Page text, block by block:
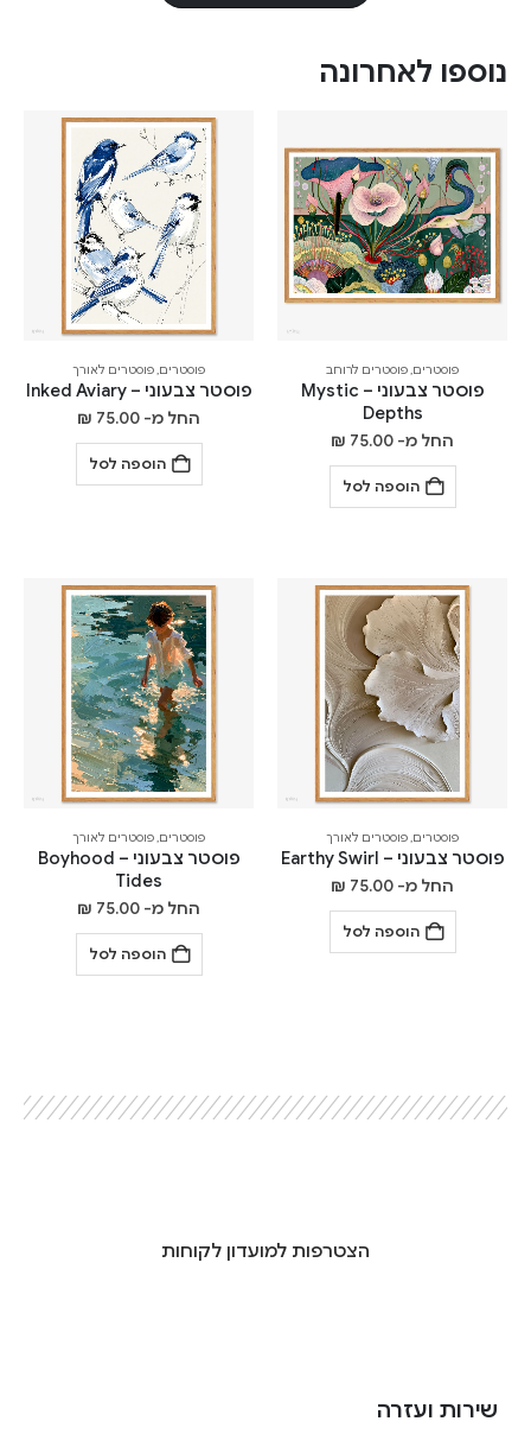
נוספו לאחרונה
פוסטרים,פוסטרים לרוחב
פוסטר צבעוני – Mystic
Depths
החל מ- ₪ 75.00
הוספה לסל
פוסטרים,פוסטרים לאורך
פוסטר צבעוני – Inked Aviary
החל מ- ₪ 75.00
הוספה לסל
פוסטרים,פוסטרים לאורך
פוסטר צבעוני – Earthy Swirl
החל מ- ₪ 75.00
הוספה לסל
פוסטרים,פוסטרים לאורך
פוסטר צבעוני – Boyhood
Tides
החל מ- ₪ 75.00
הוספה לסל
הצטרפות למועדון לקוחות
שירות ועזרה